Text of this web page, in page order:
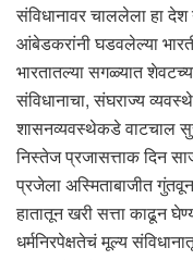
संविधानावर चाललेला हा देश
आंबेडकरांनी घडवलेल्या
भारतातल्या सगळ्यात
संविधानाचा, संघराज्य
शासनव्यवस्थेकडे वाटचाल
निस्तेज प्रजासत्ताक दिन
प्रजेला अस्मिताबाजीत
हातातून खरी सत्ता काढून
धर्मनिरपेक्षतेचं मूल्य